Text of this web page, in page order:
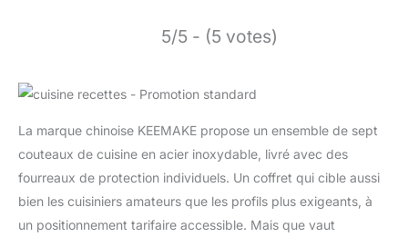
5/5 - (5 votes)
La marque chinoise KEEMAKE propose un ensemble de sept
couteaux de cuisine en acier inoxydable, livré avec des
fourreaux de protection individuels. Un coffret qui cible aussi
bien les cuisiniers amateurs que les profils plus exigeants, à
un positionnement tarifaire accessible. Mais que vaut